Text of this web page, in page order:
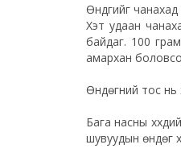
Өндгийг чанахад
Хэт удаан
байдаг. 100
амархан
Өндөгний тос нь
Бага насны
шувуудын өндөг